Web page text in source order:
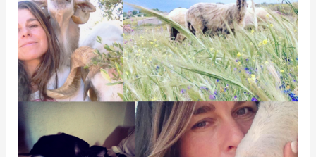
Back
Monthly
Οκτώβριος
2021
–
Ελένη
Γαλάνη
ΙΙ